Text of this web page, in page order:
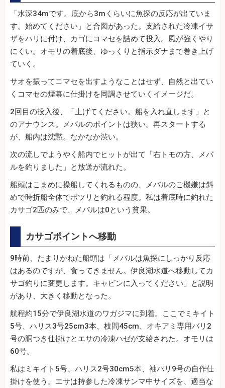
「水深34mです。底から3mくらいに魚探の反応が出ていま
す。始めてください」と合図があった。支給された冷凍イサ
ザをハリに付け、カゴにコマセを詰めて投入。風が強くやり
にくい。オモリの着底後、ゆっくりと指示ダナまで巻き上げ
ていく。
サオを振ってコマセを出すようなことはせず、自然と出てい
くコマセの煙幕に仕掛けを同調させていくイメージだ。
2回目の投入後、「上げてください。船を入れ直します」と
のアナウンス。メバルのポイントは狭い。再スタートする
が、船内は沈黙。なかなか渋い。
次の流しでようやく船内でヒットが出て「右トモの方、メバ
ルを釣りました」と放送が流れた。
船頭はこまめに操船してくれるものの、メバルのご機嫌は斜
めで時折船全体でポツリと釣れる程度。私は着底時に釣れた
カサゴ2匹のみで、メバルは0という貧果。
カサゴポイントへ移動
9時前、たまりかねた船頭は「メバルは魚探にしっかり反応
はあるのですが、食ってきません。伊良湖水道へ移動してカ
サゴ釣りに変更します。キャビンに入ってください」と説明
があり、大きく移動となった。
航程約15分で伊良湖水道のワガジマに到着。ここでミキイト
5号、ハリス3号25cm3本、枝間45cm、オキアミ専用バリ2
号の胴つき仕掛けとエサの冷凍ハゼが支給された。オモリは
60号。
私はミキイト5号、ハリス2号30cm5本、袖バリ9号の自作仕
掛けを使う。エサは持参した冷凍サンマ中サイズを、適当な